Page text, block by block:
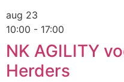
aug 23
10:00 - 17:00
NK AGILITY
Herders